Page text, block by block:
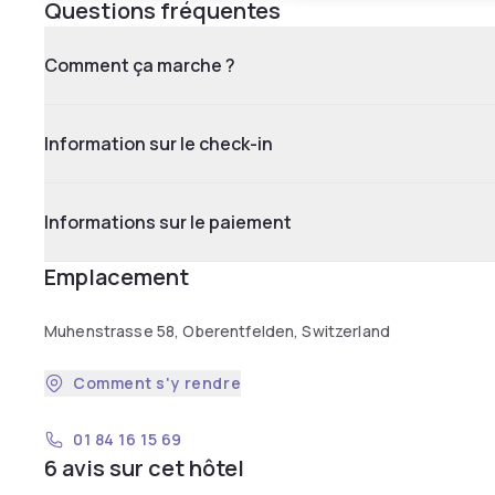
Questions fréquentes
Comment ça marche ?
Information sur le check-in
Informations sur le paiement
Emplacement
Muhenstrasse 58, Oberentfelden, Switzerland
Comment s'y rendre
01 84 16 15 69
6 avis sur cet hôtel